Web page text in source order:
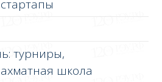
турниры,
школа